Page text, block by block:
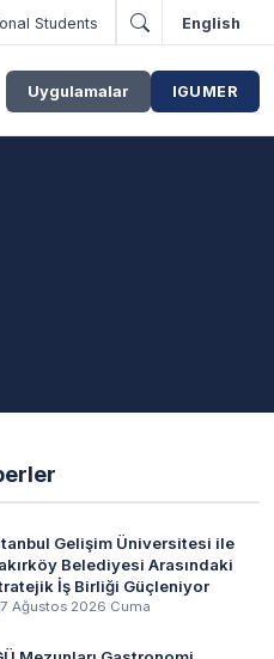
Students English
Uygulamalar IGUMER
Gelişim Üniversitesi ile
Belediyesi Arasındaki
İş Birliği Güçleniyor
7 Ağustos 2026 Cuma